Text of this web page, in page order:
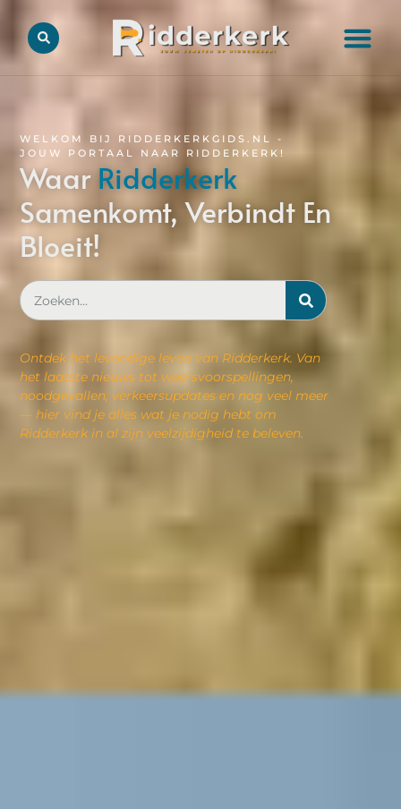
WELKOM BIJ RIDDERKERKGIDS.NL -
JOUW PORTAAL NAAR RIDDERKERK!
WaarRidderkerk
Samenkomt, Verbindt En
Bloeit!
Ontdek het levendige leven van Ridderkerk. Van
het laatste nieuws tot weersvoorspellingen,
noodgevallen, verkeersupdates en nog veel meer
–– hier vind je alles wat je nodig hebt om
Ridderkerk in al zijn veelzijdigheid te beleven.